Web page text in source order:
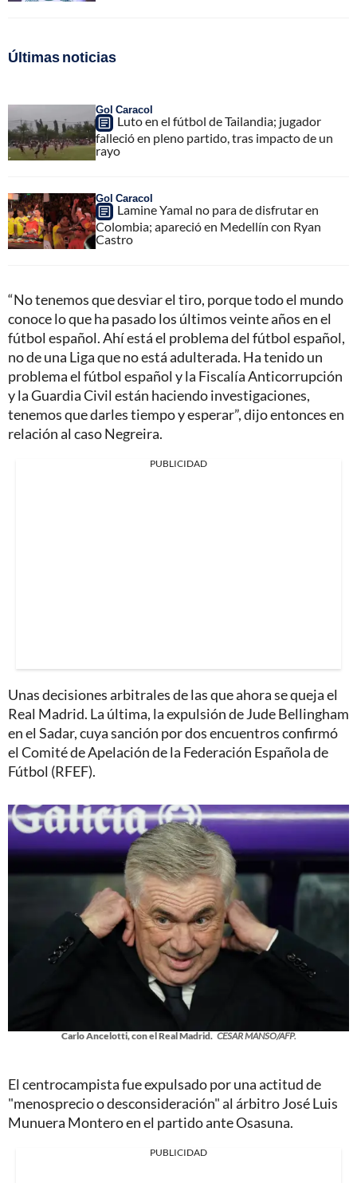
Últimas noticias
Gol Caracol
Luto en el fútbol de Tailandia; jugador
falleció en pleno partido, tras impacto de un
rayo
Gol Caracol
Lamine Yamal no para de disfrutar en
Colombia; apareció en Medellín con Ryan
Castro
“No tenemos que desviar el tiro, porque todo el mundo
conoce lo que ha pasado los últimos veinte años en el
fútbol español. Ahí está el problema del fútbol español,
no de una Liga que no está adulterada. Ha tenido un
problema el fútbol español y la Fiscalía Anticorrupción
y la Guardia Civil están haciendo investigaciones,
tenemos que darles tiempo y esperar”, dijo entonces en
relación al caso Negreira.
PUBLICIDAD
Unas decisiones arbitrales de las que ahora se queja el
Real Madrid. La última, la expulsión de Jude Bellingham
en el Sadar, cuya sanción por dos encuentros confirmó
el Comité de Apelación de la Federación Española de
Fútbol (RFEF).
Carlo Ancelotti, con el Real Madrid. CESAR MANSO/AFP.
El centrocampista fue expulsado por una actitud de
"menosprecio o desconsideración" al árbitro José Luis
Munuera Montero en el partido ante Osasuna.
PUBLICIDAD